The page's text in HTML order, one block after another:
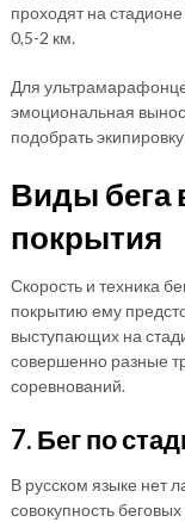
проходят на
0,5-2 км.
Для
эмоциональная
подобрать
Виды бега
покрытия
Скорость и техника
покрытию ему
выступающих на
совершенно разные
соревнований.
7. Бег по
В русском языке нет
совокупность